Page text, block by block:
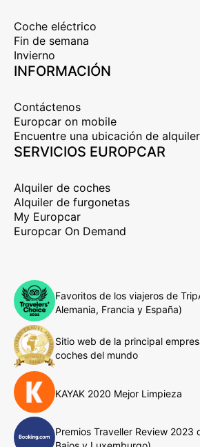
Coche eléctrico
Fin de semana
Invierno
INFORMACIÓN
Contáctenos
Europcar on mobile
Encuentre una ubicación de alquiler
SERVICIOS EUROPCAR
Alquiler de coches
Alquiler de furgonetas
My Europcar
Europcar On Demand
Favoritos de los viajeros de
Alemania, Francia y España)
Sitio web de la principal
coches del mundo
KAYAK 2020 Mejor Limpieza
Premios Traveller Review 2023